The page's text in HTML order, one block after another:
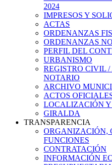
2024
IMPRESOS Y
ACTAS
ORDENANZAS
ORDENANZAS
PERFIL DEL
URBANISMO
REGISTRO CIVIL
NOTARIO
ARCHIVO
ACTOS
LOCALIZACIÓN
GIRALDA
TRANSPARENCIA
ORGANIZACIÓN,
FUNCIONES
CONTRATACIÓN
INFORMACIÓN